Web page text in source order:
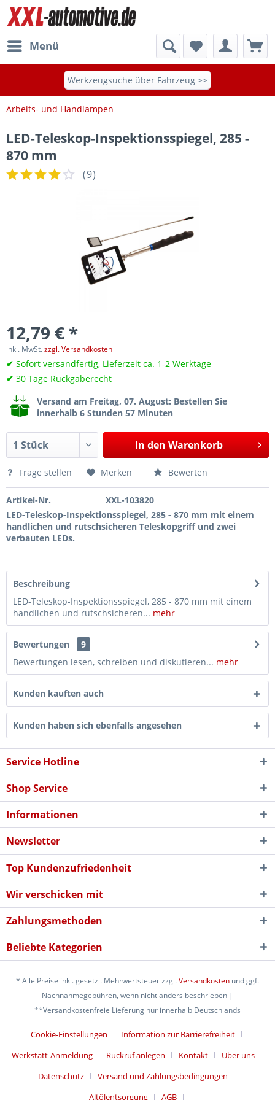
Menü
Werkzeugsuche über Fahrzeug >>
Arbeits- und Handlampen
LED-Teleskop-Inspektionsspiegel, 285 -
870 mm
(9)
12,79 € *
inkl. MwSt.zzgl. Versandkosten
✔ Sofort versandfertig, Lieferzeit ca. 1-2 Werktage
✔ 30 Tage Rückgaberecht
Versand am Freitag, 07. August: Bestellen Sie
innerhalb 6 Stunden 57 Minuten
In den Warenkorb
Frage stellen Merken Bewerten
Artikel-Nr.
XXL-103820
LED-Teleskop-Inspektionsspiegel, 285 - 870 mm mit einem
handlichen und rutschsicheren Teleskopgriff und zwei
verbauten LEDs.
Beschreibung
LED-Teleskop-Inspektionsspiegel, 285 - 870 mm mit einem
handlichen und rutschsicheren... mehr
Bewertungen
9
Bewertungen lesen, schreiben und diskutieren... mehr
Kunden kauften auch
Kunden haben sich ebenfalls angesehen
Service Hotline
Shop Service
Informationen
Newsletter
Top Kundenzufriedenheit
Wir verschicken mit
Zahlungsmethoden
Beliebte Kategorien
* Alle Preise inkl. gesetzl. Mehrwertsteuer zzgl.Versandkosten und ggf.
Nachnahmegebühren, wenn nicht anders beschrieben |
**Versandkostenfreie Lieferung nur innerhalb Deutschlands
Cookie-Einstellungen
Information zur Barrierefreiheit
Werkstatt-Anmeldung
Rückruf anlegen Kontakt
Über uns
Datenschutz
Versand und Zahlungsbedingungen
Altölentsorgung
AGB